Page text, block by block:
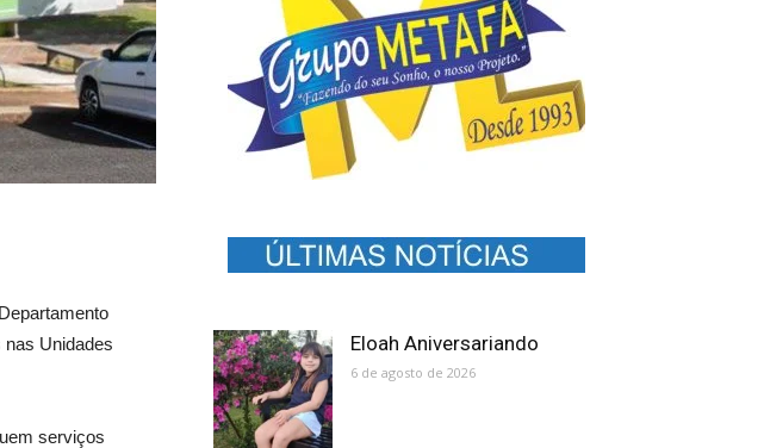
nas Unidades
serviços
Eloah Aniversariando
6 de agosto de 2026